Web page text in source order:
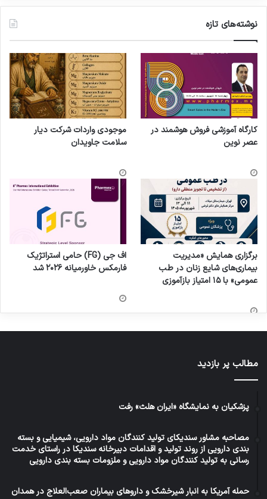
نوشته‌های تازه
کارگاه آموزشی فروش هوشمند در
عصر نوین
موجودی واردات شرکت دیار
سلامت جاویدان
برگزاری همایش «مدیریت
بیماری‌های شایع زنان در طب
عمومی» با ۱۵ امتیاز بازآموزی
اف جی (FG) حامی استراتژیک
فارمکس خاورمیانه ۲۰۲۶ شد
مطالب پر بازدید
پزشکیان به نمایشگاه «ایران هلث» رفت
مصاحبه مشاور سندیکای تولید کنندگان مواد دارویی، شیمیایی و بسته
بندی دارویی از روند تولید و اقدامات دبیرخانه سندیکا در راستای خدمت
رسانی به تولید کنندگان مواد دارویی و ملزومات بسته بندی دارویی
حمله آمریکا به انبار شیرخشک و داروهای بیماران صعب‌العلاج در همدان